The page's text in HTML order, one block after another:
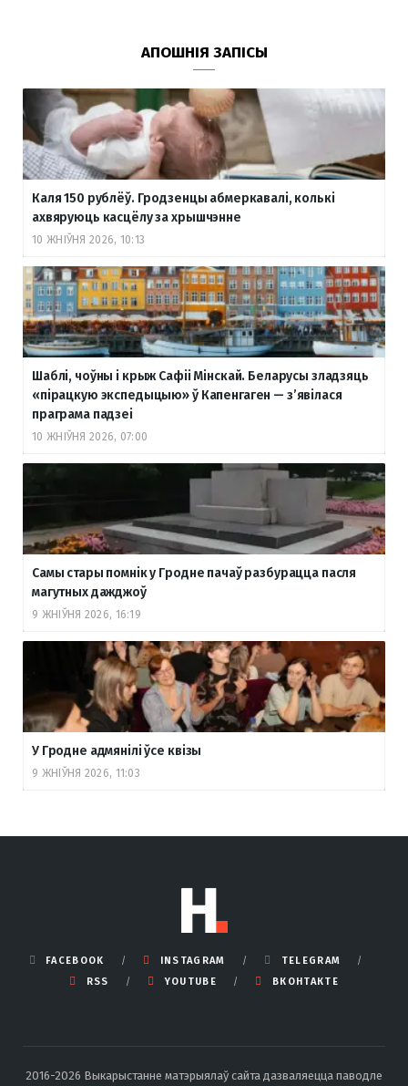
АПОШНІЯ ЗАПІСЫ
Каля 150 рублёў. Гродзенцы абмеркавалі, колькі
ахвяруюць касцёлу за хрышчэнне
10 ЖНІЎНЯ 2026, 10:13
Шаблі, чоўны і крыж Сафіі Мінскай. Беларусы зладзяць
«пірацкую экспедыцыю» ў Капенгаген — з’явілася
праграма падзеі
10 ЖНІЎНЯ 2026, 07:00
Самы стары помнік у Гродне пачаў разбурацца пасля
магутных дажджоў
9 ЖНІЎНЯ 2026, 16:19
У Гродне адмянілі ўсе квізы
9 ЖНІЎНЯ 2026, 11:03
FACEBOOK INSTAGRAM
TELEGRAM
RSS
YOUTUBE ВКОНТАКТЕ
2016-2026 Выкарыстанне матэрыялаў сайта дазваляецца паводле